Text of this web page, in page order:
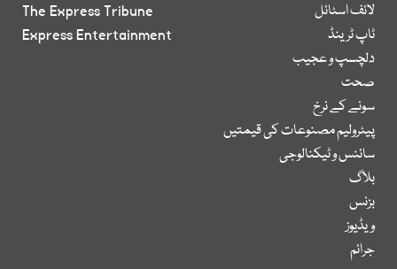
لائف اسٹائل
ٹاپ ٹرینڈ
دلچسپ و عجیب
صحت
سونے کے نرخ
پیٹرولیم مصنوعات کی قیمتیں
سائنس و ٹیکنالوجی
بلاگ
بزنس
ویڈیوز
جرائم
The Express Tribune
Express Entertainment